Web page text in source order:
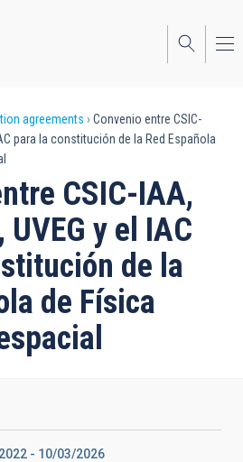
agreements
Convenio entre CSIC-
para la constitución de la Red Española
CSIC-IAA,
UVEG y el IAC
de la
de Física
- 10/03/2026